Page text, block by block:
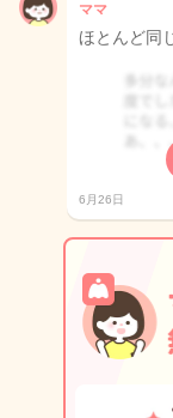
ママ
ほとんど同
6月26日